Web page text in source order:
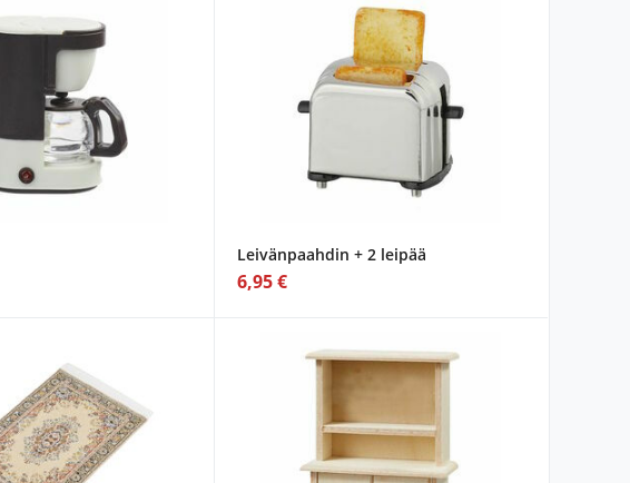
Leivänpaahdin + 2 leipää
6,95 €